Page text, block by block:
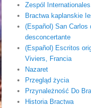
Zespól
Bractwa kaplanskie
(Español) San Carlos
desconcertante
(Español) Escritos
Viviers, Francia
Nazaret
Przegląd życia
Przynależność Do
Historia Bractwa